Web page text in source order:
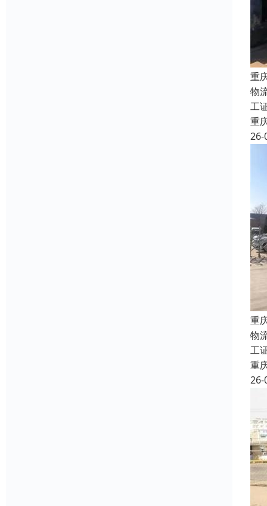
重
物
工
重
26-
重
物
工
重
26-